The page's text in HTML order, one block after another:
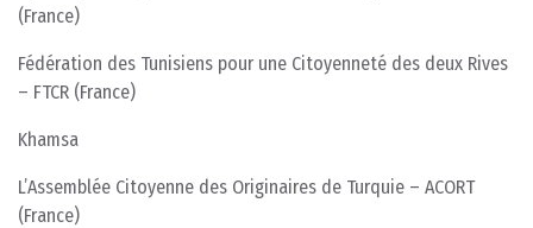
(France)
Fédération des Tunisiens pour une Citoyenneté des deux Rives
– FTCR (France)
Khamsa
L’Assemblée Citoyenne des Originaires de Turquie – ACORT
(France)